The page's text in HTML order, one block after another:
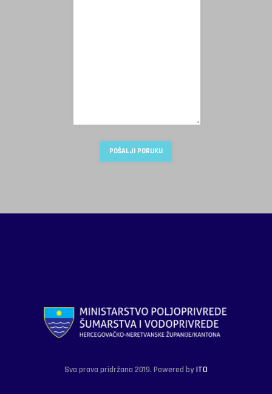
Sva prava pridržana 2019. Powered byITO